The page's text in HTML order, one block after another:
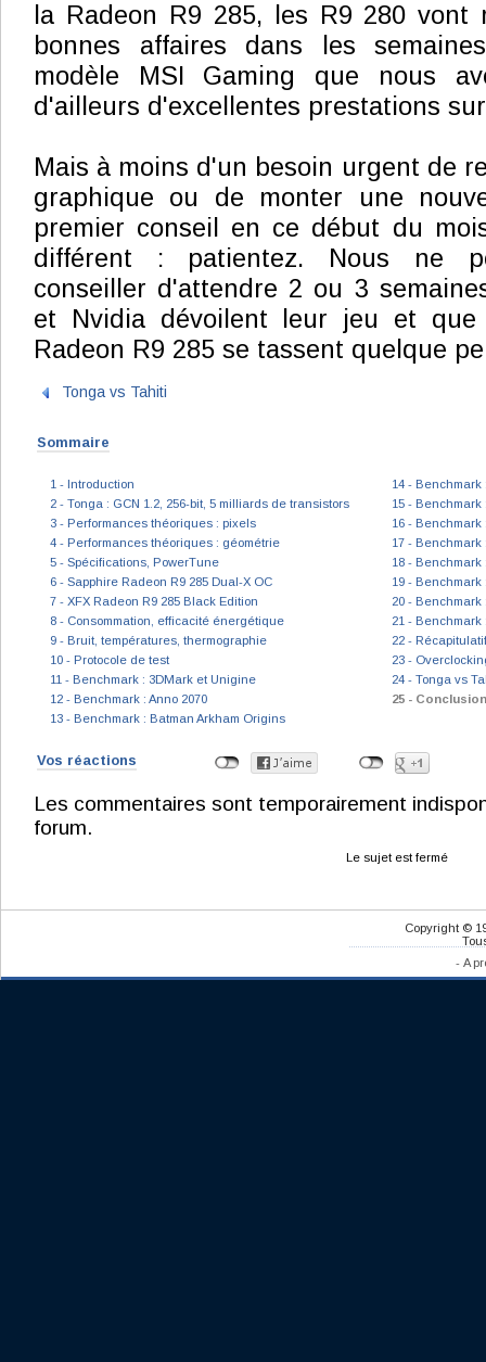
la Radeon R9 285, les R9 280 vont
bonnes affaires dans les
modèle MSI Gaming que nous
d'ailleurs d'excellentes prestations
Mais à moins d'un besoin urgent de
graphique ou de monter une
premier conseil en ce début du
différent : patientez. Nous ne
conseiller d'attendre 2 ou 3
et Nvidia dévoilent leur jeu et
Radeon R9 285 se tassent quelque
Tonga vs Tahiti
Sommaire
1 - Introduction
2 - Tonga : GCN 1.2, 256-bit, 5 milliards de transistors
3 - Performances théoriques : pixels
4 - Performances théoriques : géométrie
5 - Spécifications, PowerTune
6 - Sapphire Radeon R9 285 Dual-X OC
7 - XFX Radeon R9 285 Black Edition
8 - Consommation, efficacité énergétique
9 - Bruit, températures, thermographie
10 - Protocole de test
11 - Benchmark : 3DMark et Unigine
12 - Benchmark : Anno 2070
13 - Benchmark : Batman Arkham Origins
14 -
15 - Benchmark
16 - Benchmark
17 - Benchmark
18 - Benchmark
19 - Benchmark
20 -
21 - Benchmark
22 -
23 -
24 - Tonga vs
25 - Conclusion
Vos réactions
Les commentaires sont temporairement
forum.
Le sujet est fermé
Copyright ©
- A